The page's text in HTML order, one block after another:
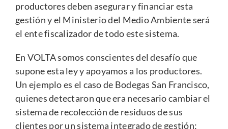
productores deben asegurar y financiar esta
gestión y el Ministerio del Medio Ambiente será
el ente fiscalizador de todo este sistema.
En VOLTA somos conscientes del desafío que
supone esta ley y apoyamos a los productores.
Un ejemplo es el caso de Bodegas San Francisco,
quienes detectaron que era necesario cambiar el
sistema de recolección de residuos de sus
clientes por un sistema integrado de gestión;